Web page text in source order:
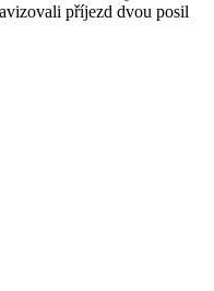
příjezd dvou posil